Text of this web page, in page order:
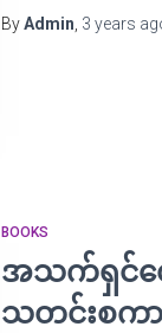
ByAdmin 3 years
BOOKS
အသက်ရှင်တ
သတင်းစကား